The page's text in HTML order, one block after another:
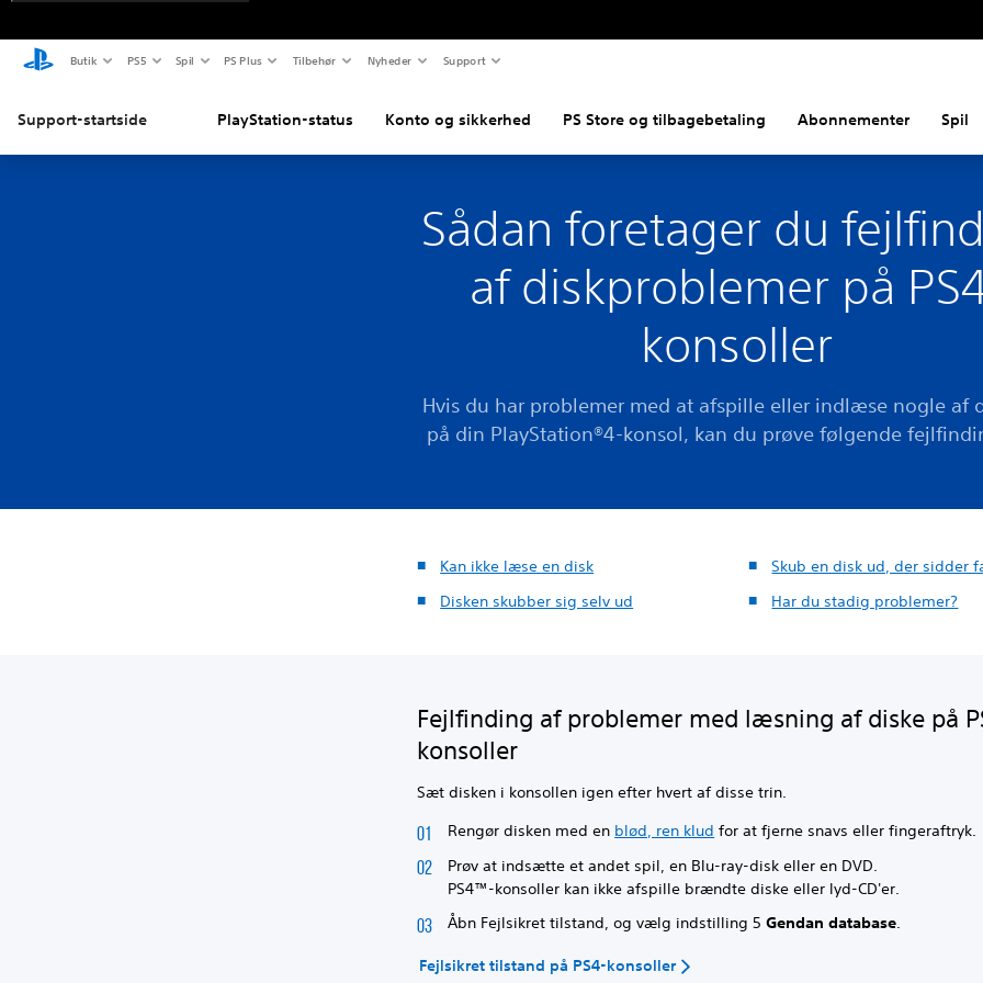
Butik PS5 Spil PS Plus Tilbehør Nyheder Support
Support-startside PlayStation-status Konto og sikkerhed PS Store og tilbagebetaling Abonnementer Spil
Sådan foretager du
af diskproblemer på
konsoller
Hvis du har problemer med at afspille eller indlæse nogle af
på din PlayStation®4-konsol, kan du prøve følgende
Kan ikke læse en disk
Disken skubber sig selv ud
Skub en disk ud, der sidder
Har du stadig problemer?
Fejlfinding af problemer med læsning af diske på
konsoller
Sæt disken i konsollen igen efter hvert af disse trin.
Rengør disken med en blød, ren klud for at fjerne snavs eller fingeraftryk.
Prøv at indsætte et andet spil, en Blu-ray-disk eller en DVD.
PS4™-konsoller kan ikke afspille brændte diske eller lyd-CD'er.
Åbn Fejlsikret tilstand, og vælg indstilling 5Gendan database.
Fejlsikret tilstand på PS4-konsoller